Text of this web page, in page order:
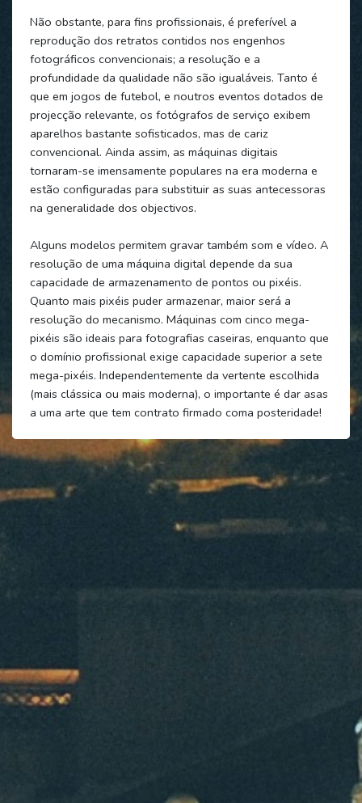
Não obstante, para fins profissionais, é preferível a
reprodução dos retratos contidos nos engenhos
fotográficos convencionais; a resolução e a
profundidade da qualidade não são igualáveis. Tanto é
que em jogos de futebol, e noutros eventos dotados de
projecção relevante, os fotógrafos de serviço exibem
aparelhos bastante sofisticados, mas de cariz
convencional. Ainda assim, as máquinas digitais
tornaram-se imensamente populares na era moderna e
estão configuradas para substituir as suas antecessoras
na generalidade dos objectivos.
Alguns modelos permitem gravar também som e vídeo. A
resolução de uma máquina digital depende da sua
capacidade de armazenamento de pontos ou pixéis.
Quanto mais pixéis puder armazenar, maior será a
resolução do mecanismo. Máquinas com cinco mega-
pixéis são ideais para fotografias caseiras, enquanto que
o domínio profissional exige capacidade superior a sete
mega-pixéis. Independentemente da vertente escolhida
(mais clássica ou mais moderna), o importante é dar asas
a uma arte que tem contrato firmado coma posteridade!